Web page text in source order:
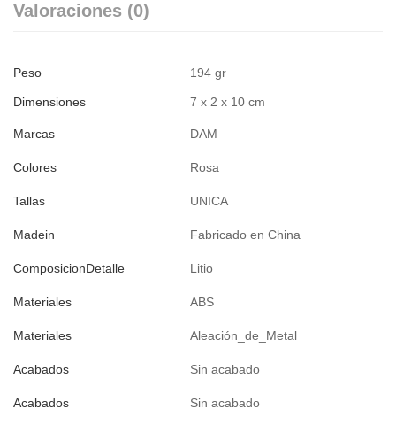
Valoraciones (0)
Peso 194 gr
Dimensiones 7 x 2 x 10 cm
Marcas DAM
Colores Rosa
Tallas UNICA
Madein Fabricado en China
ComposicionDetalle Litio
Materiales ABS
Materiales Aleación_de_Metal
Acabados Sin acabado
Acabados Sin acabado